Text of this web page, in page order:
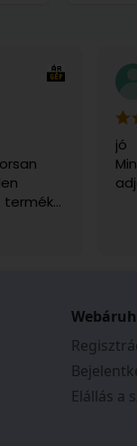
termék
Csak
jó
Elállás a